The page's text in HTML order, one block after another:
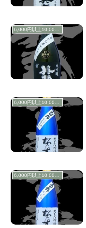
6,000円以上10,000円未満
6,000円以上10,000円未満
6,000円以上10,000円未満